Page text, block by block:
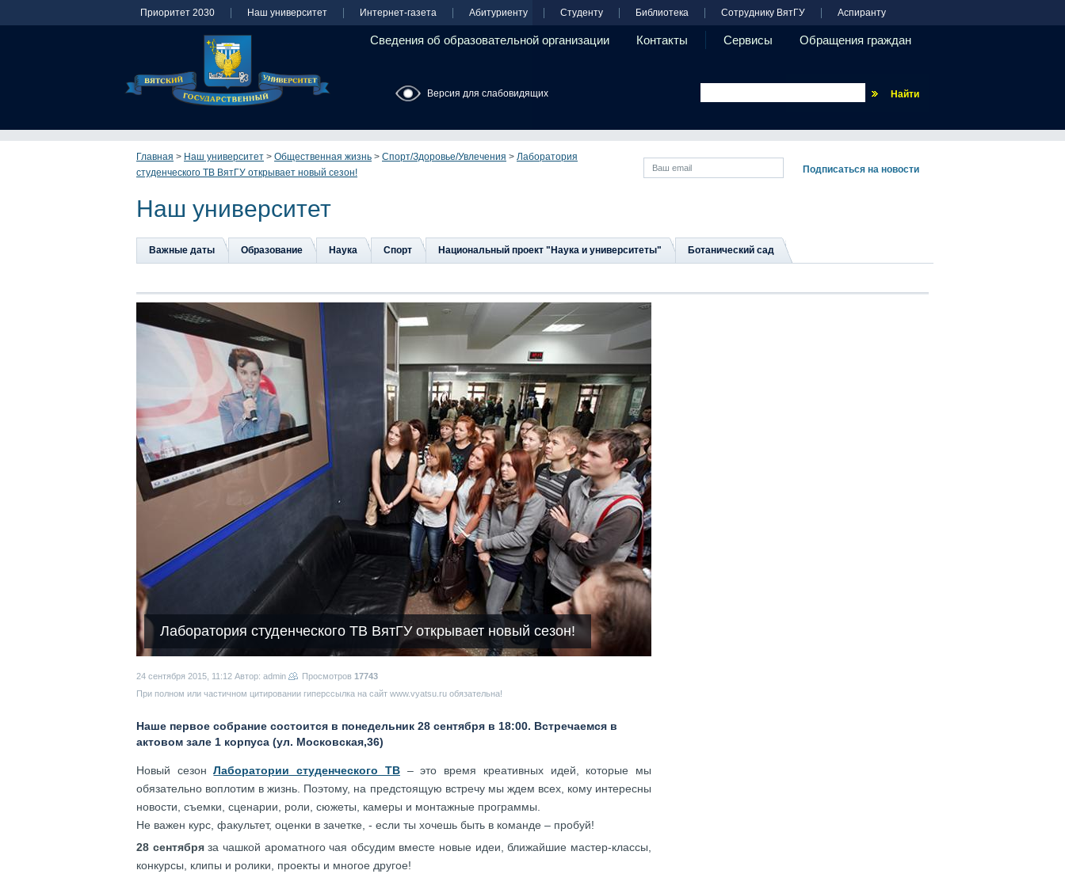
Приоритет 2030 Наш университет Интернет-газета Абитуриенту Студенту Библиотека Сотруднику ВятГУ Аспиранту
Сведения об образовательной организации Контакты Сервисы Обращения граждан
Версия для слабовидящих
Главная > Наш университет > Общественная жизнь > Спорт/Здоровье/Увлечения > Лаборатория
студенческого ТВ ВятГУ открывает новый сезон!
Наш университет
Важные даты Образование Наука Спорт Национальный проект "Наука и университеты" Ботанический сад
Лаборатория студенческого ТВ ВятГУ открывает новый сезон!
24 сентября 2015, 11:12 Автор: admin Просмотров 17743
При полном или частичном цитировании гиперссылка на сайт www.vyatsu.ru обязательна!
Наше первое собрание состоится в понедельник 28 сентября в 18:00. Встречаемся в
актовом зале 1 корпуса (ул. Московская,36)
Новый сезонЛаборатории студенческого ТВ – это время креативных идей, которые мы
обязательно воплотим в жизнь. Поэтому, на предстоящую встречу мы ждем всех, кому интересны
новости, съемки, сценарии, роли, сюжеты, камеры и монтажные программы.
Не важен курс, факультет, оценки в зачетке, - если ты хочешь быть в команде – пробуй!
28 сентябряза чашкой ароматного чая обсудим вместе новые идеи, ближайшие мастер-классы,
конкурсы, клипы и ролики, проекты и многое другое!